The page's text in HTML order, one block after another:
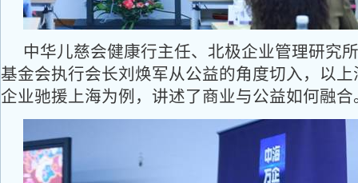
中华儿慈会健康行主任、北极企业管理研究
基金会执行会长刘焕军从公益的角度切入，以
企业驰援上海为例，讲述了商业与公益如何融合